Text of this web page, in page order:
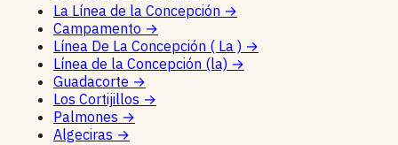
La Línea de la Concepción →
Campamento →
Línea De La Concepción ( La ) →
Línea de la Concepción (la) →
Guadacorte →
Los Cortijillos →
Palmones →
Algeciras →